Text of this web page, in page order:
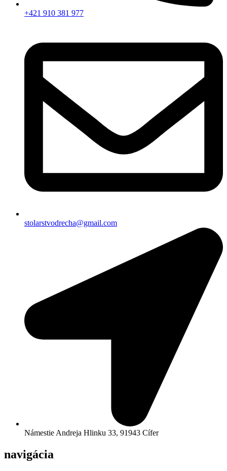
+421 910 381 977
stolarstvodrecha@gmail.com
Námestie Andreja Hlinku 33, 91943 Cífer
navigácia